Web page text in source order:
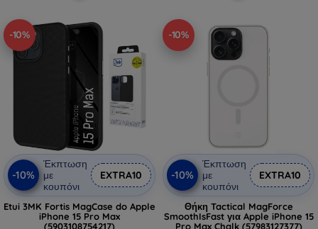
-10%
-10%
Έκπτωση
με
κουπόνι
EXTRA10
Etui 3MK Fortis MagCase do Apple
iPhone 15 Pro Max
(5903108754217)
-10%
-10%
Έκπτωση
με
κουπόνι
EXTRA10
Θήκη Tactical MagForce
SmoothIsFast για Apple iPhone 15
Pro Max Chalk (57983127377)